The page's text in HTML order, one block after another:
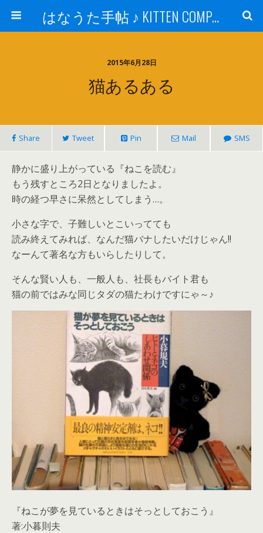
はなうた手帖 ♪ KITTEN COMPANY
2015年6月28日
猫あるある
Share Tweet Pin Mail SMS
静かに盛り上がっている『ねこを読む』
もう残すところ2日となりましたよ。
時の経つ早さに呆然としてしまう…。
小さな字で、子難しいとこいってても
読み終えてみれば、なんだ猫バナしたいだけじゃん!!
なーんて著名な方もいらしたりして。
そんな賢い人も、一般人も、社長もバイト君も
猫の前ではみな同じタダの猫たわけですにゃ～♪
『ねこが夢を見ているときはそっとしておこう』
著:小暮則夫